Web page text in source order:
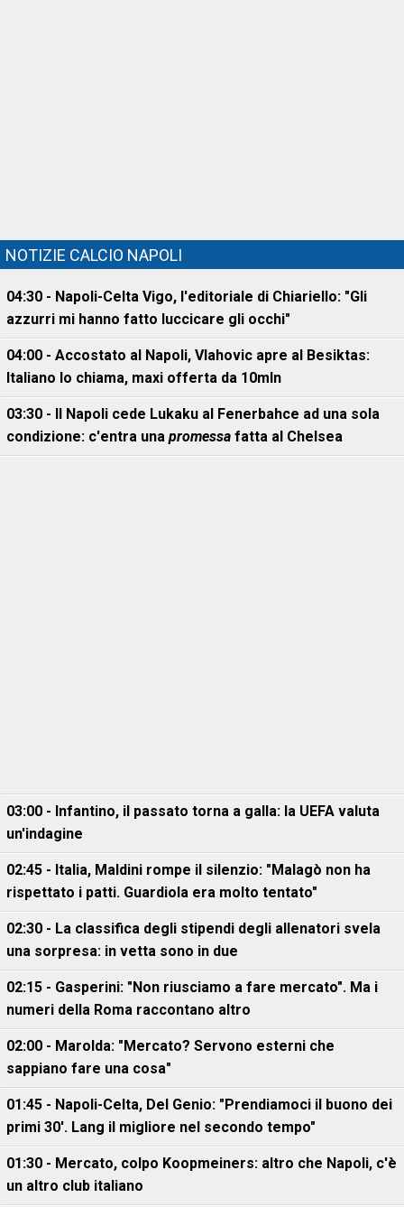
NOTIZIE CALCIO NAPOLI
04:30 - Napoli-Celta Vigo, l'editoriale di Chiariello: "Gli
azzurri mi hanno fatto luccicare gli occhi"
04:00 - Accostato al Napoli, Vlahovic apre al Besiktas:
Italiano lo chiama, maxi offerta da 10mln
03:30 - Il Napoli cede Lukaku al Fenerbahce ad una sola
condizione: c'entra una promessa fatta al Chelsea
03:00 - Infantino, il passato torna a galla: la UEFA valuta
un'indagine
02:45 - Italia, Maldini rompe il silenzio: "Malagò non ha
rispettato i patti. Guardiola era molto tentato"
02:30 - La classifica degli stipendi degli allenatori svela
una sorpresa: in vetta sono in due
02:15 - Gasperini: "Non riusciamo a fare mercato". Ma i
numeri della Roma raccontano altro
02:00 - Marolda: "Mercato? Servono esterni che
sappiano fare una cosa"
01:45 - Napoli-Celta, Del Genio: "Prendiamoci il buono dei
primi 30'. Lang il migliore nel secondo tempo"
01:30 - Mercato, colpo Koopmeiners: altro che Napoli, c'è
un altro club italiano